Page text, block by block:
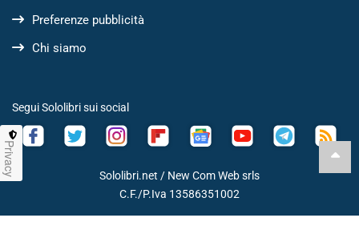
Preferenze pubblicità
Chi siamo
Segui Sololibri sui social
Sololibri.net / New Com Web srls
C.F./P.Iva 13586351002
Privacy